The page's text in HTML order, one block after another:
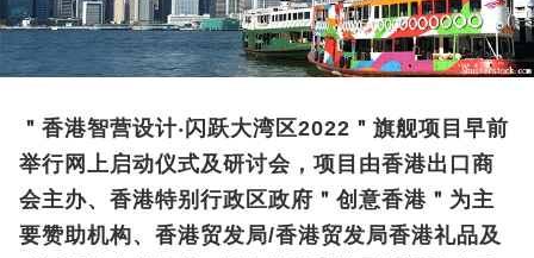
＂香港智营设计‧闪跃大湾区2022＂旗舰项目早前
举行网上启动仪式及研讨会，项目由香港出口商
会主办、香港特别行政区政府＂创意香港＂为主
要赞助机构、香港贸发局/香港贸发局香港礼品及